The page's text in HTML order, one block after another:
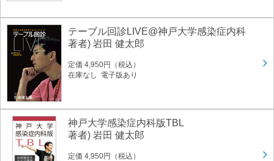
テーブル回診LIVE@神戸大学感染症内科
著者) 岩田 健太郎
定価 4,950円（税込）
在庫なし 電子版あり
神戸大学感染症内科版TBL
著者) 岩田 健太郎
定価 4,950円（税込）